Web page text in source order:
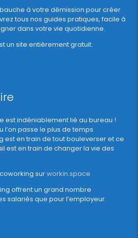
à votre démission pour créer
tous nos guides pratiques, facile à
dans votre vie quotidienne.
un site entièrement gratuit.
est indéniablement lié au bureau !
l’on passe le plus de temps
est en train de tout bouleverser et ce
est en train de changer la vie des
surworkin.space
offrent un grand nombre
salariés que pour l’employeur.